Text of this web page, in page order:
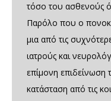
τόσο του ασθενούς
Παρόλο που ο
μια από τις
ιατρούς και
επίμονη επιδείνωση
κατάσταση από τις